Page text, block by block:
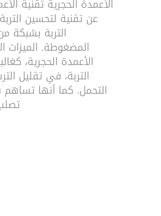
عن تقنية لتحسين
التربة بشبكة
المضغوطة. الميزات
الأعمدة الحجرية،
التربة، في تقليل
التحمل. كما أنها